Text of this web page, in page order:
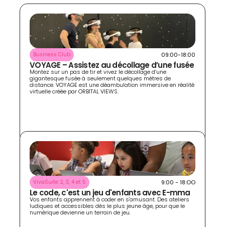
Business Club 09:00-18:00
VOYAGE – Assistez au décollage d’une fusée
Montez sur un pas de tir et vivez le décollage d’une
gigantesque fusée à seulement quelques mètres de
distance. VOYAGE est une déambulation immersive en réalité
virtuelle créée par ORBITAL VIEWS.
VivaSuite 2, 3, 4 et 5 9:00 - 18:OO
Le code, c'est un jeu d'enfants avec E-mma
Vos enfants apprennent à coder en s'amusant. Des ateliers
ludiques et accessibles dès le plus jeune âge, pour que le
numérique devienne un terrain de jeu.